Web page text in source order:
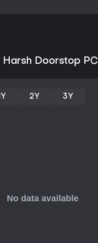
Doorstop PC
2Y 3Y